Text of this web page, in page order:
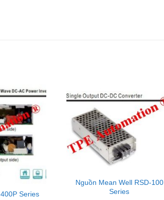
Series
Nguồn Mean Well RSD-100
Series